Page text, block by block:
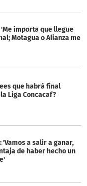
importa que llegue
Motagua o Alianza me
que habrá final
Liga Concacaf?
'Vamos a salir a ganar,
de haber hecho un